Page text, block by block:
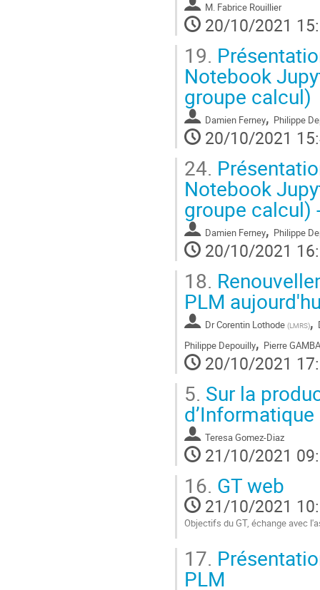
M. Fabrice Rouillier
20/10/2021
19.
Notebook
groupe calcul)
Damien Ferney, Philippe
20/10/2021
24.
Notebook
groupe calcul)
Damien Ferney, Philippe
20/10/2021
18.
PLM
DrCorentin Lothode (LMRS),
Philippe Depouilly, Pierre
20/10/2021
5. Sur la
Teresa Gomez-Diaz
21/10/2021
16. GT web
21/10/2021
Objectifs du GT, échange avec
à
la
page
17.
PLM